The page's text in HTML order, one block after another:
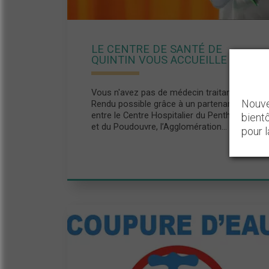
LE CENTRE DE SANTÉ DE
QUINTIN VOUS ACCUEILLE
Vous n'avez pas de médecin traitant ?
Rendu possible grâce à un partenariat
entre le Centre Hospitalier du Penthièvre
et du Poudouvre, l’Agglomération...
pour